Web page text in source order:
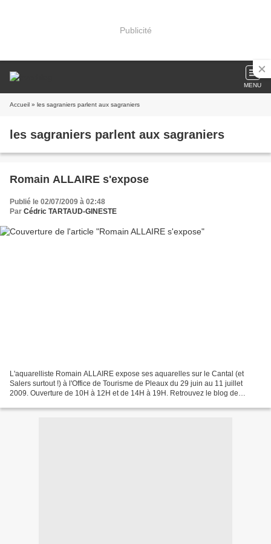
Publicité
MENU
Accueil » les sagraniers parlent aux sagraniers
les sagraniers parlent aux sagraniers
Romain ALLAIRE s'expose
Publié le 02/07/2009 à 02:48
Par Cédric TARTAUD-GINESTE
L'aquarelliste Romain ALLAIRE expose ses aquarelles sur le Cantal (et
Salers surtout !) à l'Office de Tourisme de Pleaux du 29 juin au 11 juillet
2009. Ouverture de 10H à 12H et de 14H à 19H. Retrouvez le blog de